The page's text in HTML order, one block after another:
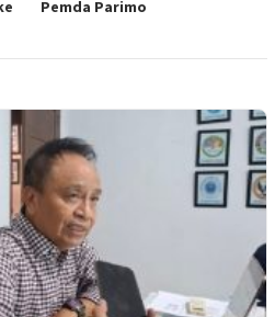
Pemda Parimo